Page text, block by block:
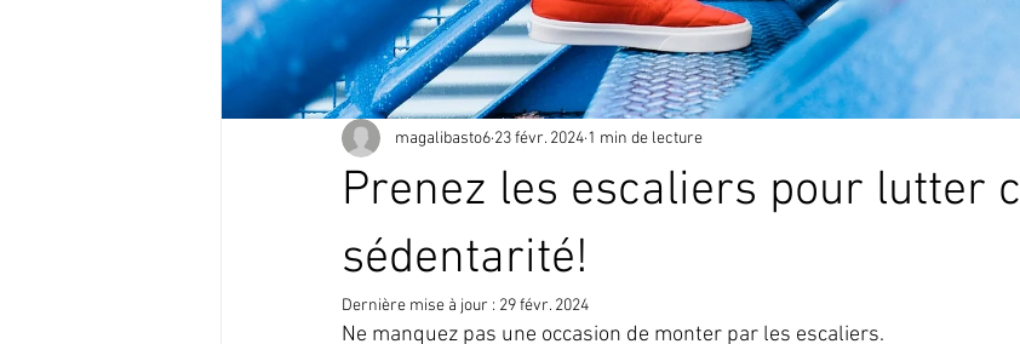
Prenez les escaliers pour lutter
sédentarité!
magalibasto6 23 févr. 2024 1 min de lecture
Dernière mise à jour : 29 févr. 2024
Ne manquez pas une occasion de monter par les escaliers.